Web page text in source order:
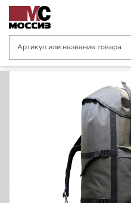
Главная страница